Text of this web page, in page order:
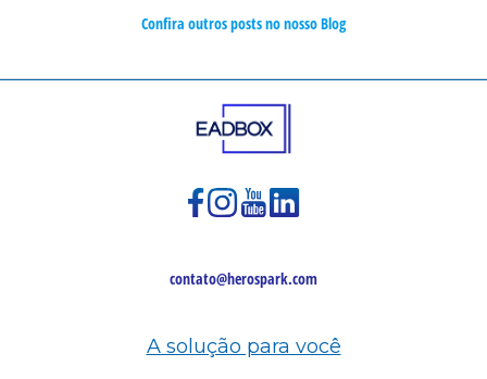
Confira outros posts no nosso Blog
contato@herospark.com
A solução para você